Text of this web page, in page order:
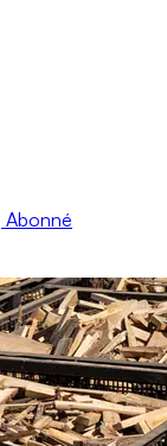
Abonné